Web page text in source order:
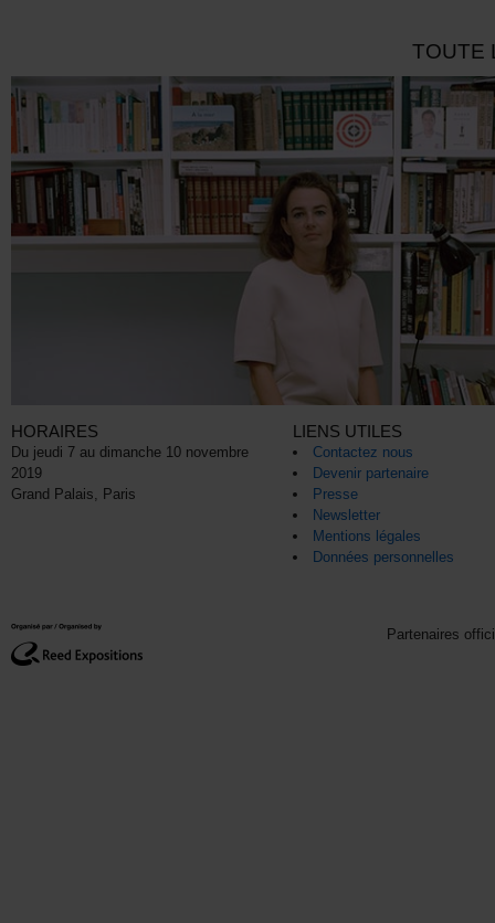
TOUTE
HORAIRES
Du jeudi 7 au dimanche 10 novembre
2019
Grand Palais, Paris
LIENS UTILES
Contactez nous
Devenir partenaire
Presse
Newsletter
Mentions légales
Données personnelles
Partenaires